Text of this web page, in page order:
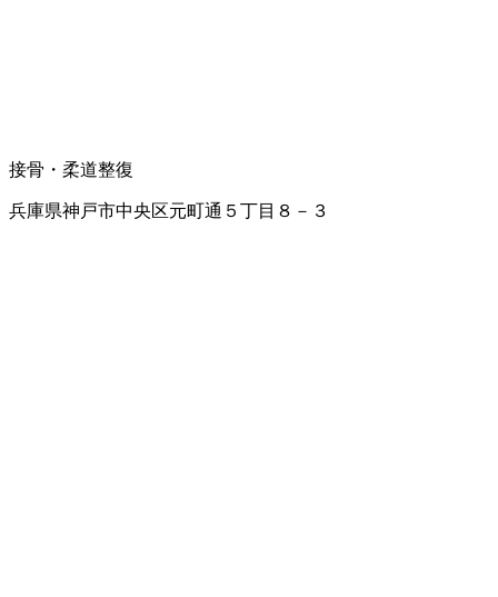
接骨・柔道整復
兵庫県神戸市中央区元町通５丁目８－３